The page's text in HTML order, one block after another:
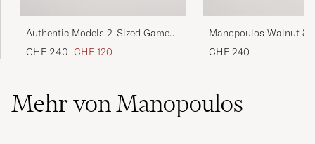
Authentic Models 2-Sized Game
Board Black
Regulärer Preis
CHF 240 Reduzierter Preis
CHF 120
Manopoulos Walnut &
Large Backgammon
CHF 240
Mehr von Manopoulos